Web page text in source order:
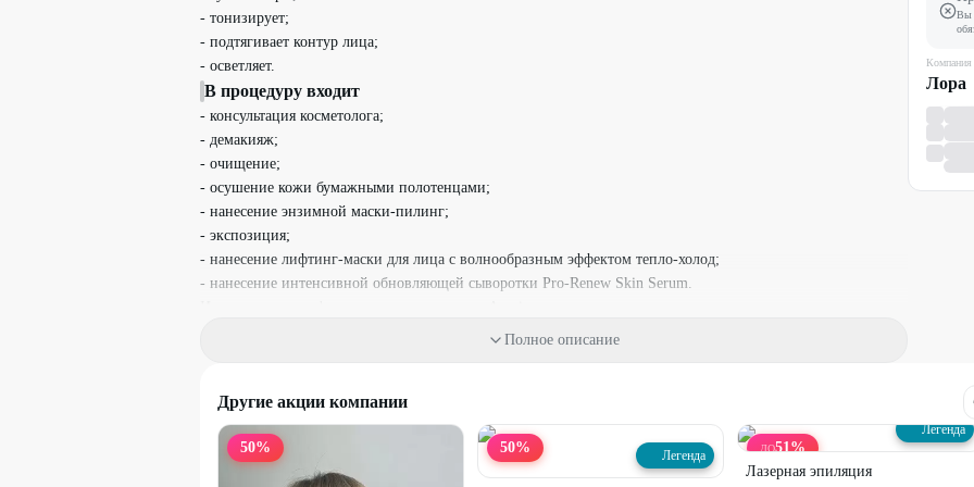
- тонизирует;
- подтягивает контур лица;
- осветляет.
В процедуру входит
- консультация косметолога;
- демакияж;
- очищение;
- осушение кожи бумажными полотенцами;
- нанесение энзимной маски-пилинг;
- экспозиция;
- нанесение лифтинг-маски для лица с волнообразным эффектом тепло-холод;
- нанесение интенсивной обновляющей сыворотки Pro-Renew Skin Serum.
Условия
Возрастные ограничения: 18+
Материалы входят в стоимость.
Полное описание
Вы
Компания
Лора
Другие акции компании
50% 50% Легенда ДО51%
Легенда
Лазерная эпиляция